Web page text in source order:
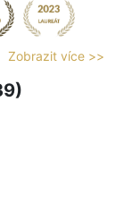
Zobrazit více >>